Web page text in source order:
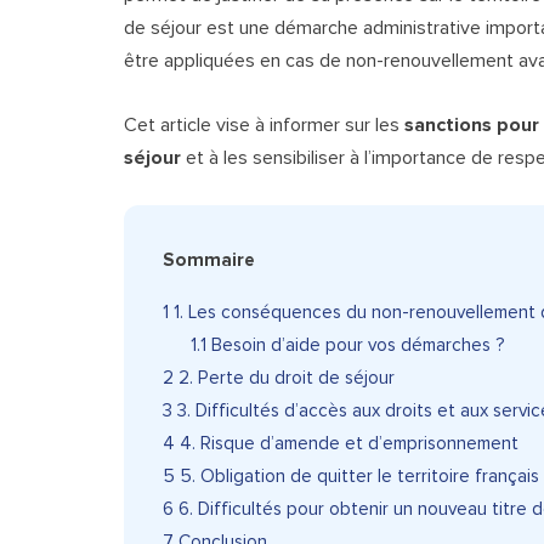
de séjour est une démarche administrative
être appliquées en cas de non-renouvellement
Cet article vise à informer sur les sanctions
séjour et à les sensibiliser à l’importance de
Sommaire
1 1. Les conséquences du non-
1.1 Besoin d’aide pour vos démarches ?
2 2. Perte du droit de séjour
3 3. Difficultés d’accès aux droits et aux
4 4. Risque d’amende et d’emprisonnement
5 5. Obligation de quitter le territoire français
6 6. Difficultés pour obtenir un nouveau titre